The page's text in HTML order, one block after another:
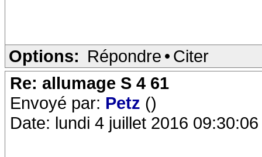
Options: Répondre • Citer
Re: allumage S 4 61
Envoyé par: Petz ()
Date: lundi 4 juillet 2016 09:30:06